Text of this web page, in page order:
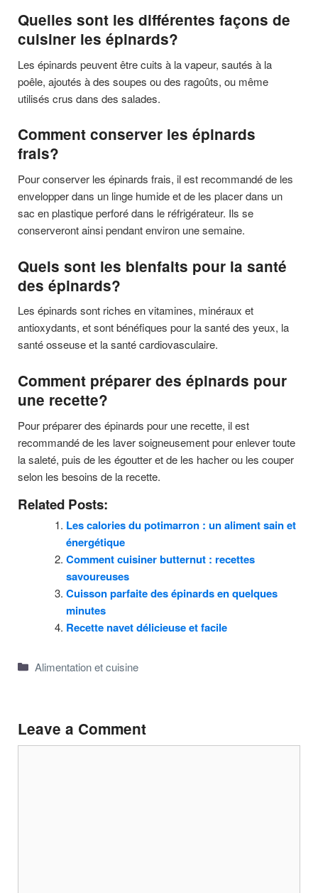
Quelles sont les différentes façons de
cuisiner les épinards?
Les épinards peuvent être cuits à la vapeur, sautés à la
poêle, ajoutés à des soupes ou des ragoûts, ou même
utilisés crus dans des salades.
Comment conserver les épinards
frais?
Pour conserver les épinards frais, il est recommandé de les
envelopper dans un linge humide et de les placer dans un
sac en plastique perforé dans le réfrigérateur. Ils se
conserveront ainsi pendant environ une semaine.
Quels sont les bienfaits pour la santé
des épinards?
Les épinards sont riches en vitamines, minéraux et
antioxydants, et sont bénéfiques pour la santé des yeux, la
santé osseuse et la santé cardiovasculaire.
Comment préparer des épinards pour
une recette?
Pour préparer des épinards pour une recette, il est
recommandé de les laver soigneusement pour enlever toute
la saleté, puis de les égoutter et de les hacher ou les couper
selon les besoins de la recette.
Related Posts:
Les calories du potimarron : un aliment sain et
énergétique
Comment cuisiner butternut : recettes
savoureuses
Cuisson parfaite des épinards en quelques
minutes
Recette navet délicieuse et facile
Categories
Alimentation et cuisine
Leave a Comment